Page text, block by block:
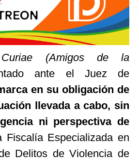
(Amigos de la
ante el Juez de
en su obligación de
llevada a cabo, sin
ni perspectiva de
Fiscalía Especializada en
Delitos de Violencia de